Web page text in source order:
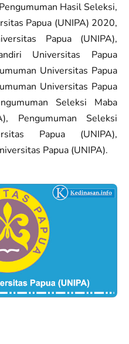
Pengumuman Hasil Seleksi,
Papua (UNIPA) 2020,
Papua (UNIPA),
Universitas Papua
Universitas Papua
Universitas Papua
Seleksi Maba
Pengumuman Seleksi
Papua (UNIPA),
Papua (UNIPA).